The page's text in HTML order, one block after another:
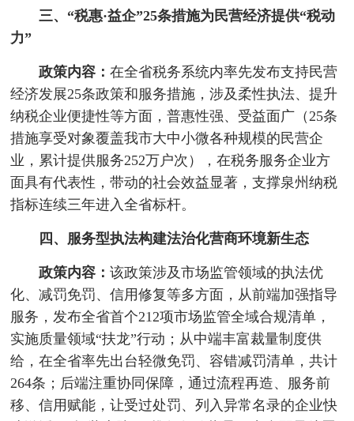
三、“税惠·益企”25条措施为民营经济提供“税动
力”
政策内容： 在全省税务系统内率先发布支持民营
经济发展25条政策和服务措施，涉及柔性执法、提升
纳税企业便捷性等方面，普惠性强、受益面广（25条
措施享受对象覆盖我市大中小微各种规模的民营企
业，累计提供服务252万户次），在税务服务企业方
面具有代表性，带动的社会效益显著，支撑泉州纳税
指标连续三年进入全省标杆。
四、服务型执法构建法治化营商环境新生态
政策内容： 该政策涉及市场监管领域的执法优
化、减罚免罚、信用修复等多方面，从前端加强指导
服务，发布全省首个212项市场监管全域合规清单，
实施质量领域“扶龙”行动；从中端丰富裁量制度供
给，在全省率先出台轻微免罚、容错减罚清单，共计
264条；后端注重协同保障，通过流程再造、服务前
移、信用赋能，让受过处罚、列入异常名录的企业快